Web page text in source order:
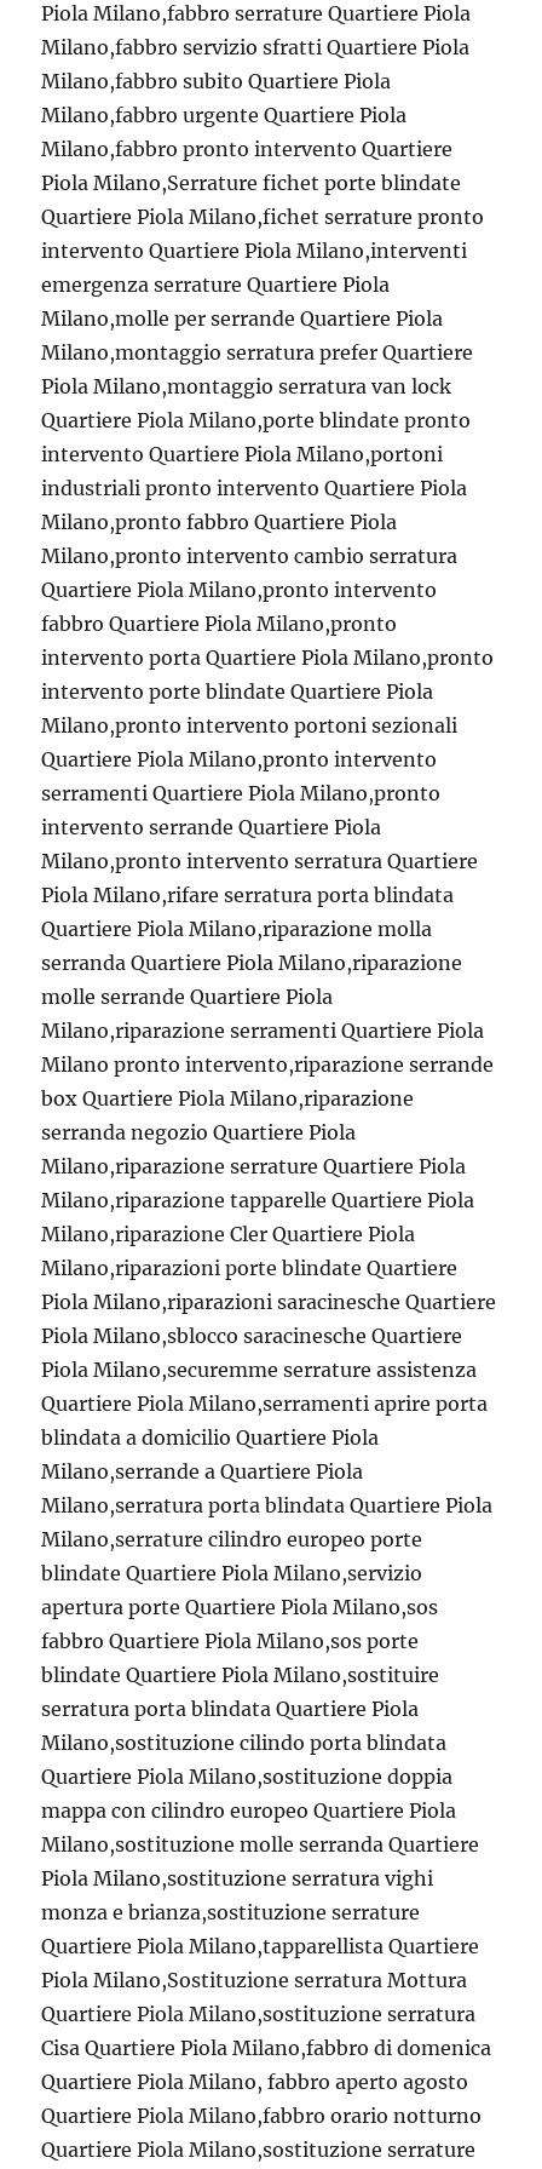
Piola Milano,fabbro serrature Quartiere Piola
Milano,fabbro servizio sfratti Quartiere Piola
Milano,fabbro subito Quartiere Piola
Milano,fabbro urgente Quartiere Piola
Milano,fabbro pronto intervento Quartiere
Piola Milano,Serrature fichet porte blindate
Quartiere Piola Milano,fichet serrature pronto
intervento Quartiere Piola Milano,interventi
emergenza serrature Quartiere Piola
Milano,molle per serrande Quartiere Piola
Milano,montaggio serratura prefer Quartiere
Piola Milano,montaggio serratura van lock
Quartiere Piola Milano,porte blindate pronto
intervento Quartiere Piola Milano,portoni
industriali pronto intervento Quartiere Piola
Milano,pronto fabbro Quartiere Piola
Milano,pronto intervento cambio serratura
Quartiere Piola Milano,pronto intervento
fabbro Quartiere Piola Milano,pronto
intervento porta Quartiere Piola Milano,pronto
intervento porte blindate Quartiere Piola
Milano,pronto intervento portoni sezionali
Quartiere Piola Milano,pronto intervento
serramenti Quartiere Piola Milano,pronto
intervento serrande Quartiere Piola
Milano,pronto intervento serratura Quartiere
Piola Milano,rifare serratura porta blindata
Quartiere Piola Milano,riparazione molla
serranda Quartiere Piola Milano,riparazione
molle serrande Quartiere Piola
Milano,riparazione serramenti Quartiere Piola
Milano pronto intervento,riparazione serrande
box Quartiere Piola Milano,riparazione
serranda negozio Quartiere Piola
Milano,riparazione serrature Quartiere Piola
Milano,riparazione tapparelle Quartiere Piola
Milano,riparazione Cler Quartiere Piola
Milano,riparazioni porte blindate Quartiere
Piola Milano,riparazioni saracinesche Quartiere
Piola Milano,sblocco saracinesche Quartiere
Piola Milano,securemme serrature assistenza
Quartiere Piola Milano,serramenti aprire porta
blindata a domicilio Quartiere Piola
Milano,serrande a Quartiere Piola
Milano,serratura porta blindata Quartiere Piola
Milano,serrature cilindro europeo porte
blindate Quartiere Piola Milano,servizio
apertura porte Quartiere Piola Milano,sos
fabbro Quartiere Piola Milano,sos porte
blindate Quartiere Piola Milano,sostituire
serratura porta blindata Quartiere Piola
Milano,sostituzione cilindo porta blindata
Quartiere Piola Milano,sostituzione doppia
mappa con cilindro europeo Quartiere Piola
Milano,sostituzione molle serranda Quartiere
Piola Milano,sostituzione serratura vighi
monza e brianza,sostituzione serrature
Quartiere Piola Milano,tapparellista Quartiere
Piola Milano,Sostituzione serratura Mottura
Quartiere Piola Milano,sostituzione serratura
Cisa Quartiere Piola Milano,fabbro di domenica
Quartiere Piola Milano, fabbro aperto agosto
Quartiere Piola Milano,fabbro orario notturno
Quartiere Piola Milano,sostituzione serrature